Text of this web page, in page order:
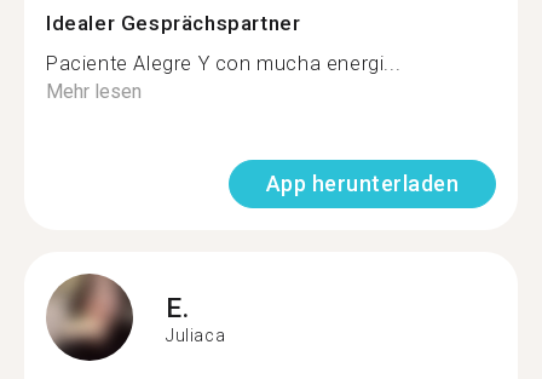
Idealer Gesprächspartner
Paciente Alegre Y con mucha energi...
Mehr lesen
App herunterladen
E.
Juliaca